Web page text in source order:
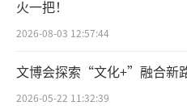
5月23日，19岁的
在后台为演出折子戏
备。新华社记者李一博
火一把！
2026-08-03 12:57:44
文博会探索“文化+”融合新
2026-05-22 11:32:39